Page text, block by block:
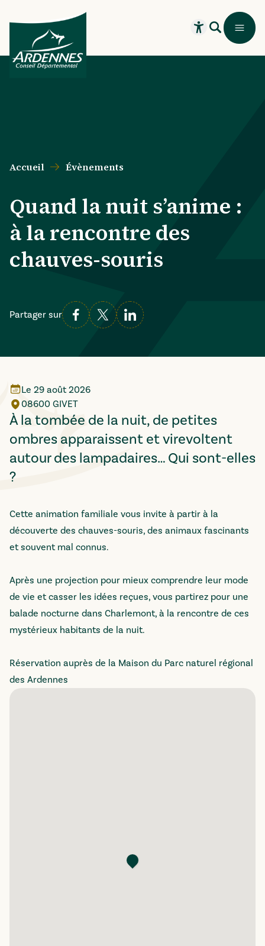
Recherche
Ouvrir leMenu
Accueil Évènements
Quand la nuit s’anime :
à la rencontre des
chauves-souris
Partager sur
Le 29 août 2026
08600 GIVET
À la tombée de la nuit, de petites
ombres apparaissent et virevoltent
autour des lampadaires… Qui sont-elles
?
Cette animation familiale vous invite à partir à la
découverte des chauves-souris, des animaux fascinants
et souvent mal connus.
Après une projection pour mieux comprendre leur mode
de vie et casser les idées reçues, vous partirez pour une
balade nocturne dans Charlemont, à la rencontre de ces
mystérieux habitants de la nuit.
Réservation auprès de la Maison du Parc naturel régional
des Ardennes